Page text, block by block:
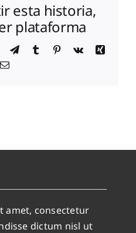
esta historia,
plataforma
WhatsApp
TelegramTumblr Pinterest
Vk
Xing
Correo
amet, consectetur
dictum nisl ut